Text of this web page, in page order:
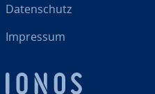
Da­ten­schutz
Impressum